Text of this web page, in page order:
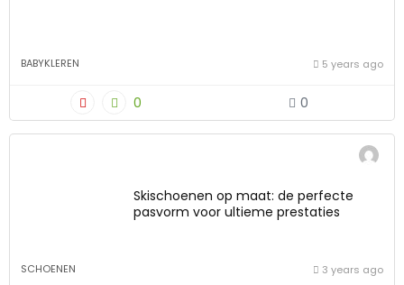
BABYKLEREN 5 years ago
0 0
Skischoenen op maat: de perfecte
pasvorm voor ultieme prestaties
SCHOENEN 3 years ago